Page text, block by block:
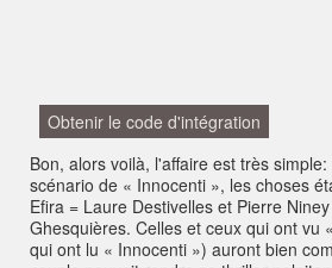
Obtenir le code d'intégration
Bon, alors voilà, l'affaire est très
scénario de « Innocenti », les choses
Efira = Laure Destivelles et Pierre
Ghesquières. Celles et ceux qui ont vu
qui ont lu « Innocenti ») auront bien